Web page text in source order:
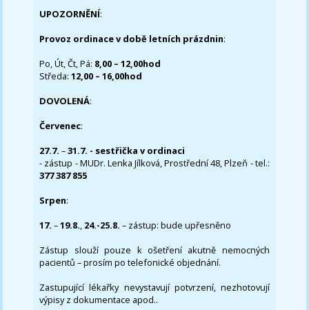
UPOZORNĚNÍ:
Provoz ordinace v době letních prázdnin:
Po, Út, Čt, Pá: 8,00 – 12,00hod
Středa:12,00 – 16,00hod
DOVOLENÁ:
Červenec:
27.7.–31.7. - sestřička v ordinaci
- zástup - MUDr. Lenka Jílková, Prostřední 48, Plzeň - tel.:
377 387 855
Srpen:
17. –19.8., 24.-25.8. – zástup: bude upřesněno
Zástup slouží pouze k ošetření akutně nemocných
pacientů – prosím po telefonické objednání.
Zastupující lékařky nevystavují potvrzení, nezhotovují
výpisy z dokumentace apod..